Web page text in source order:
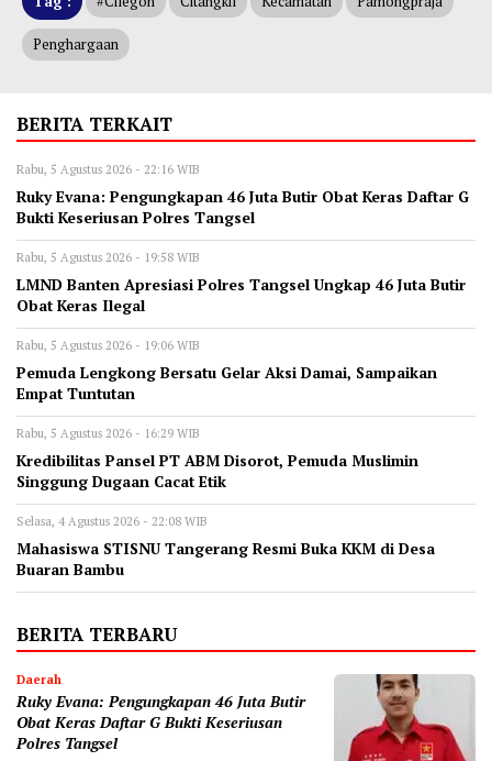
Penghargaan
BERITA TERKAIT
Rabu, 5 Agustus 2026 - 22:16 WIB
‎Ruky Evana: Pengungkapan 46 Juta Butir Obat Keras Daftar G
Bukti Keseriusan Polres Tangsel
Rabu, 5 Agustus 2026 - 19:58 WIB
LMND Banten Apresiasi Polres Tangsel Ungkap 46 Juta Butir
Obat Keras Ilegal
Rabu, 5 Agustus 2026 - 19:06 WIB
Pemuda Lengkong Bersatu Gelar Aksi Damai, Sampaikan
Empat Tuntutan
Rabu, 5 Agustus 2026 - 16:29 WIB
‎Kredibilitas Pansel PT ABM Disorot, Pemuda Muslimin
Singgung Dugaan Cacat Etik
Selasa, 4 Agustus 2026 - 22:08 WIB
Mahasiswa STISNU Tangerang Resmi Buka KKM di Desa
Buaran Bambu
BERITA TERBARU
Daerah
‎Ruky Evana: Pengungkapan 46 Juta Butir
Obat Keras Daftar G Bukti Keseriusan
Polres Tangsel